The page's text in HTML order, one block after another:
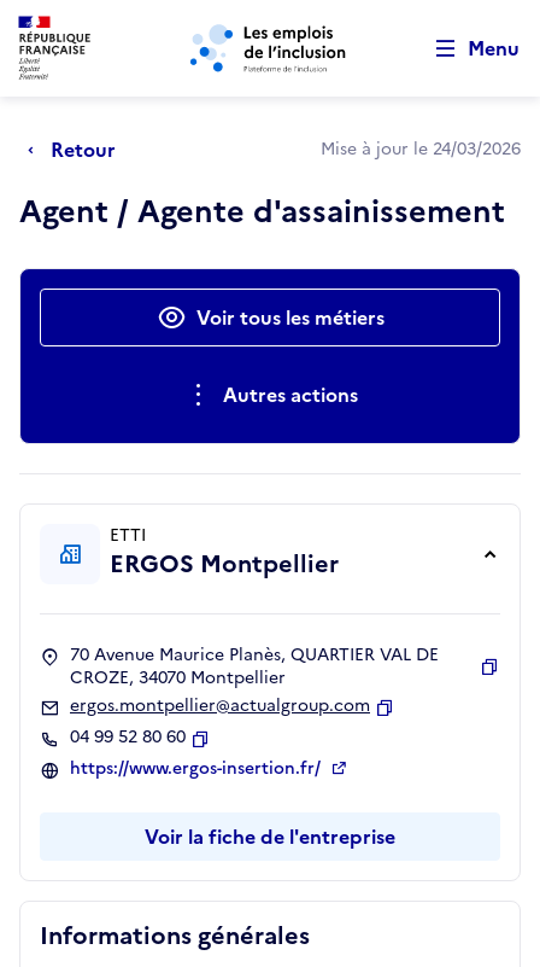
Aller au menu principal Aller au contenu principal
Menu
Retour Mise à jour le 24/03/2026
Agent / Agente d'assainissement
Actions rapidesVoir tous les métiers
Autres actions
Informations générales
ETTI
ERGOS Montpellier
70 Avenue Maurice Planès, QUARTIER VAL DE
CROZE, 34070 Montpellier
ergos.montpellier@actualgroup.com
04 99 52 80 60
Copier
https://www.ergos-insertion.fr/
Voir la fiche de l'entreprise
Retour au début de la page
Panneau de gestion des cookies